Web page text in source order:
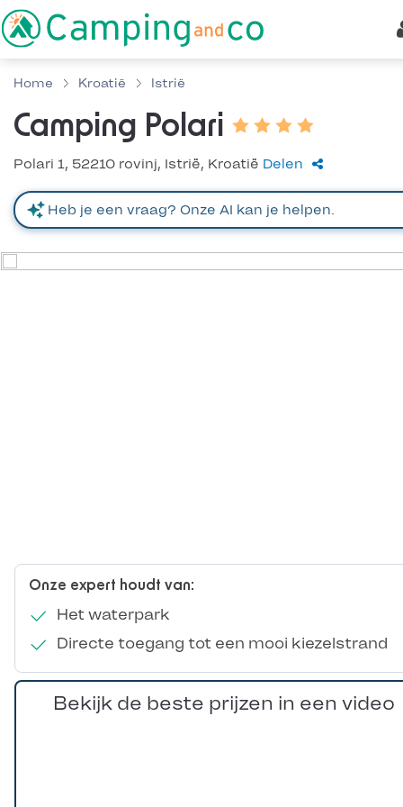
Home Kroatië Istrië
Camping Polari
Polari 1, 52210 rovinj, Istrië, Kroatië Delen
Onze expert houdt van:
Het waterpark
Directe toegang tot een mooi kiezelstrand
Bekijk de beste prijzen in een video